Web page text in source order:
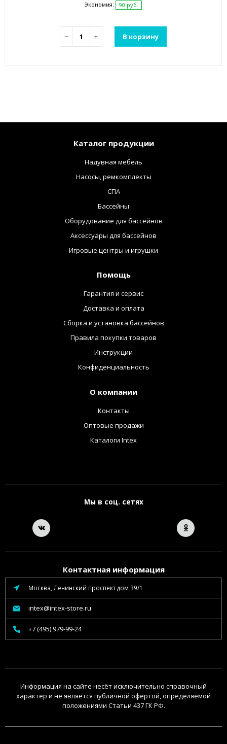
Экономия: 90 руб.
− + В корзину
Каталог продукции
Надувная мебель
Насосы, ремкомплекты
СПА
Бассейны
Оборудование для бассейнов
Аксессуары для бассейнов
Игровые центры и игрушки
Помощь
Гарантия и сервис
Доставка и оплата
Сборка и установка бассейнов
Правила покупки товаров
Инструкции
Конфиденциальность
О компании
Контакты
Оптовые продажи
Каталоги Intex
Мы в соц. сетях
Контактная информация
Москва, Ленинский проспект дом 39/1
intex@intex-store.ru
+7 (495) 979-99-24
Информация на сайте несёт исключительно справочный
характер и не является публичной офертой, определяемой
положениями Статьи 437 ГК РФ.